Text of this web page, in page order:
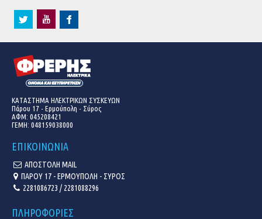
ΚΑΤΑΣΤΗΜΑ ΗΛΕΚΤΡΙΚΩΝ ΣΥΣΚΕΥΩΝ
Πάρου 17 - Ερμούπολη - Σύρος
ΑΦΜ: 045208421
ΓΕΜΗ: 048159038000
ΕΠΙΚΟΙΝΩΝΙΑ
ΑΠΟΣΤΟΛΗ MAIL
ΠΑΡΟΥ 17 - ΕΡΜΟΥΠΟΛΗ - ΣΥΡΟΣ
2281086723 / 2281088296
ΠΛΗΡΟΦΟΡΙΕΣ